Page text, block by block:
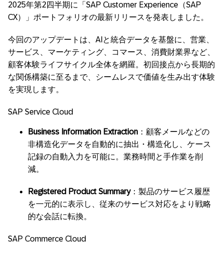
2025年第2四半期に「SAP Customer Experience（SAP
CX）」ポートフォリオの最新リリースを発表しました。
今回のアップデートは、AIと統合データを基盤に、営業、
サービス、マーケティング、コマース、消費財業界など、
顧客体験ライフサイクル全体を網羅。初回接点から長期的
な関係構築に至るまで、シームレスで価値を生み出す体験
を実現します。
SAP Service Cloud
Business Information Extraction ：顧客メールなどの
非構造化データを自動的に抽出・構造化し、ケース
記録の自動入力を可能に。業務時間と手作業を削
減。
Registered Product Summary：製品のサービス履歴
を一元的に表示し、従来のサービス対応をより戦略
的な会話に転換。
SAP Commerce Cloud